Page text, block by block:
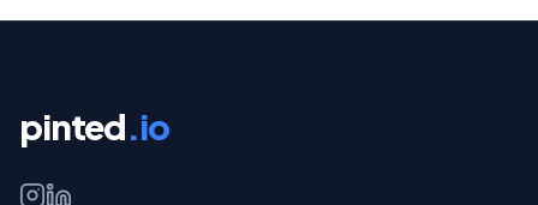
pinted.io